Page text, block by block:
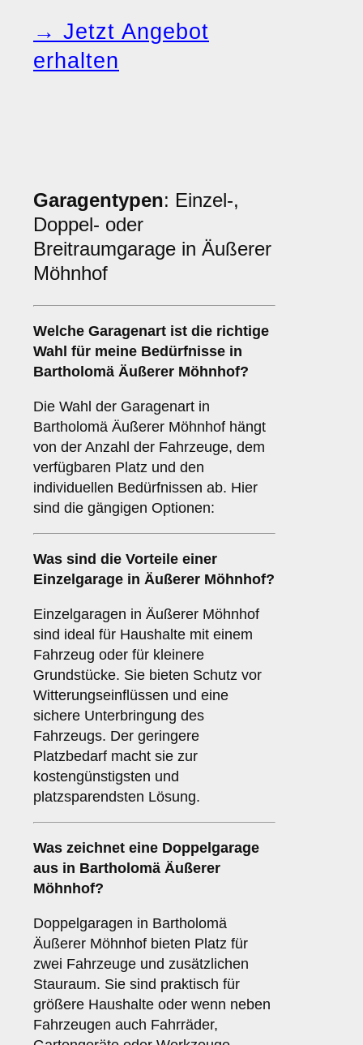
→ Jetzt Angebot
erhalten
Garagentypen: Einzel-,
Doppel- oder
Breitraumgarage in Äußerer
Möhnhof
Welche Garagenart ist die richtige
Wahl für meine Bedürfnisse in
Bartholomä Äußerer Möhnhof?
Die Wahl der Garagenart in
Bartholomä Äußerer Möhnhof hängt
von der Anzahl der Fahrzeuge, dem
verfügbaren Platz und den
individuellen Bedürfnissen ab. Hier
sind die gängigen Optionen:
Was sind die Vorteile einer
Einzelgarage in Äußerer Möhnhof?
Einzelgaragen in Äußerer Möhnhof
sind ideal für Haushalte mit einem
Fahrzeug oder für kleinere
Grundstücke. Sie bieten Schutz vor
Witterungseinflüssen und eine
sichere Unterbringung des
Fahrzeugs. Der geringere
Platzbedarf macht sie zur
kostengünstigsten und
platzsparendsten Lösung.
Was zeichnet eine Doppelgarage
aus in Bartholomä Äußerer
Möhnhof?
Doppelgaragen in Bartholomä
Äußerer Möhnhof bieten Platz für
zwei Fahrzeuge und zusätzlichen
Stauraum. Sie sind praktisch für
größere Haushalte oder wenn neben
Fahrzeugen auch Fahrräder,